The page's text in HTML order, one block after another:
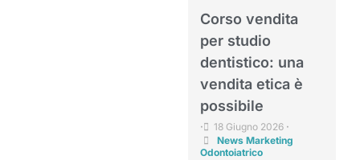
Corso vendita
per studio
dentistico: una
vendita etica è
possibile
• 18 Giugno 2026 •
News Marketing
Odontoiatrico